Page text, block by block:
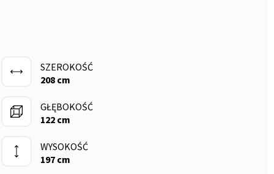
SZEROKOŚĆ
208 cm
GŁĘBOKOŚĆ
122 cm
WYSOKOŚĆ
197 cm